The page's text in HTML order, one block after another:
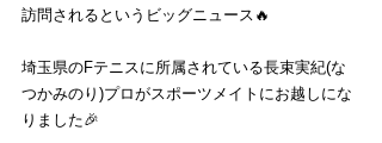
訪問されるというビッグニュース🔥
埼玉県のFテニスに所属されている長束実紀(な
つかみのり)プロがスポーツメイトにお越しにな
りました🎉